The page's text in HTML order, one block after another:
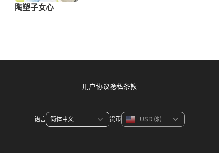
用户协议隐私条款
语言 货币